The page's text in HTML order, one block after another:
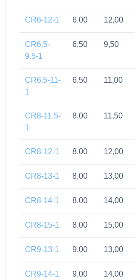
CR6-12-1 6,00 12,00
CR6.5-
9.5-1
6,50 9,50
CR6.5-11-
1
6,50 11,00
CR8-11.5-
1
8,00 11,50
CR8-12-1 8,00 12,00
CR8-13-1 8,00 13,00
CR8-14-1 8,00 14,00
CR8-15-1 8,00 15,00
CR9-13-1 9,00 13,00
CR9-14-1 9,00 14,00